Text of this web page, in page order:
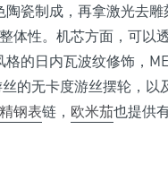
陶瓷制成，再拿激光去
体性。机芯方面，可以
的日内瓦波纹修饰，
的无卡度游丝摆轮，以
精钢表链， 欧米茄也提供